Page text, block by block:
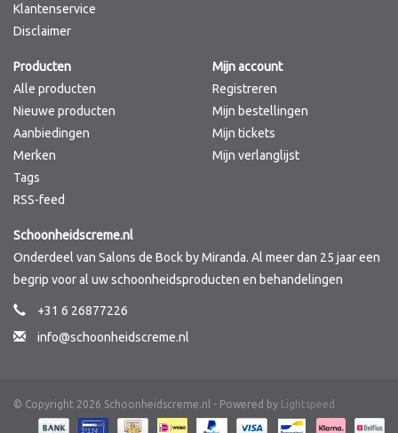
Blog
Merken
Klantenservice
Disclaimer
Producten
Alle producten
Nieuwe producten
Aanbiedingen
Merken
Tags
RSS-feed
Mijn account
Registreren
Mijn bestellingen
Mijn tickets
Mijn verlanglijst
Schoonheidscreme.nl
Onderdeel van Salons de Bock by Miranda. Al meer dan 25 jaar een
begrip voor al uw schoonheidsproducten en behandelingen
+31 6 26877226
info@schoonheidscreme.nl
© Copyright 2026 Schoonheidscreme.nl - Powered by Lightspeed